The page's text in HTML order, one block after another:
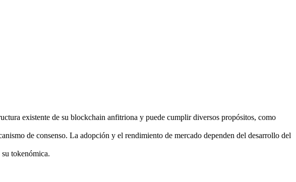
existente de su blockchain anfitriona y puede cumplir diversos propósitos, como
de consenso. La adopción y el rendimiento de mercado dependen del desarrollo del
tokenómica.